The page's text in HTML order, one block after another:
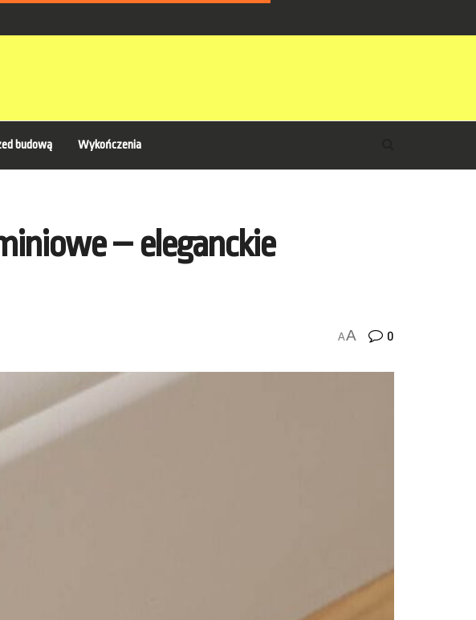
budową Wykończenia
– eleganckie
AA 0